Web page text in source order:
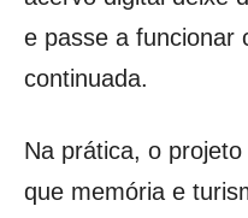
e passe a funcionar
continuada.
Na prática, o
que memória e